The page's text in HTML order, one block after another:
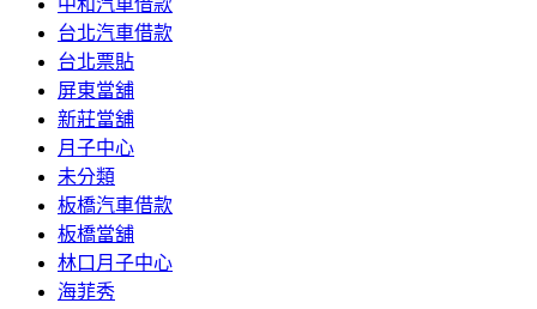
中和汽車借款
台北汽車借款
台北票貼
屏東當舖
新莊當舖
月子中心
未分類
板橋汽車借款
板橋當舖
林口月子中心
海菲秀